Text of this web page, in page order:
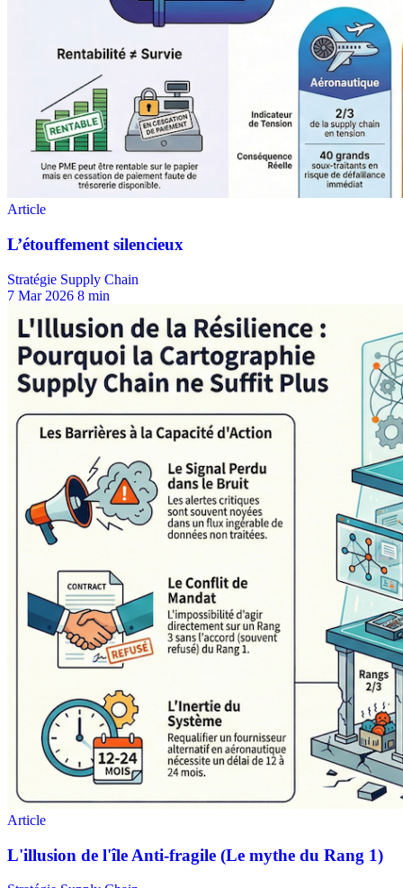
Stratégie Supply Chain
7 Mar 2026 8 min